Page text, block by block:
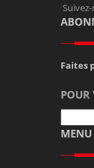
Faites
POUR
MENU